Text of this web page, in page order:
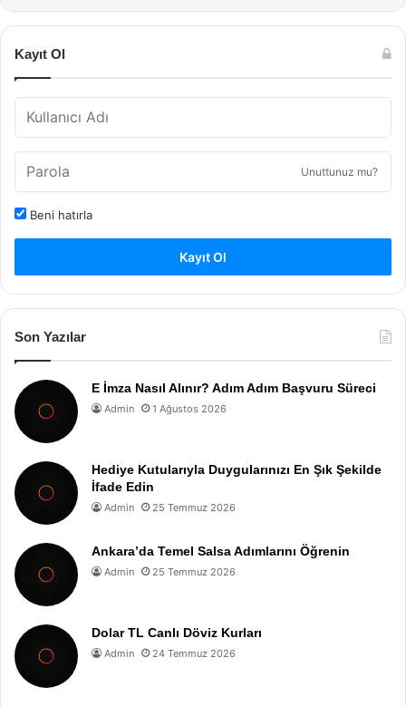
Kayıt Ol
Unuttunuz mu?
Beni hatırla
Kayıt Ol
Son Yazılar
E İmza Nasıl Alınır? Adım Adım Başvuru Süreci
Admin 1 Ağustos 2026
Hediye Kutularıyla Duygularınızı En Şık Şekilde
İfade Edin
Admin 25 Temmuz 2026
Ankara’da Temel Salsa Adımlarını Öğrenin
Admin 25 Temmuz 2026
Dolar TL Canlı Döviz Kurları
Admin 24 Temmuz 2026